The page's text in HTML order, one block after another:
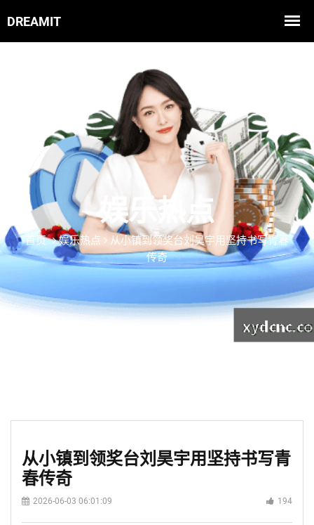
娱乐热点
首页 娱乐热点
从小镇到领奖台刘昊宇用坚持书写青春
传奇
从小镇到领奖台刘昊宇用坚持书写青
春传奇
2026-06-03 06:01:09 194